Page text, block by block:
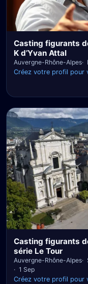
Casting figurants
K d’Yvan Attal
Auvergne-Rhône-Alpes
Créez votre profil pour
Casting figurants
série Le Tour
Auvergne-Rhône-Alpes
1 Sep
Créez votre profil pour